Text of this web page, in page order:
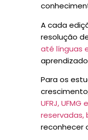
A cada
resolução
até línguas
Para os
UFRJ,
reservadas,
reconhecer